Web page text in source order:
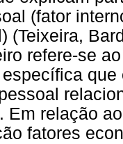
(fator
(Teixeira,
refere-se
Em relação
fatores